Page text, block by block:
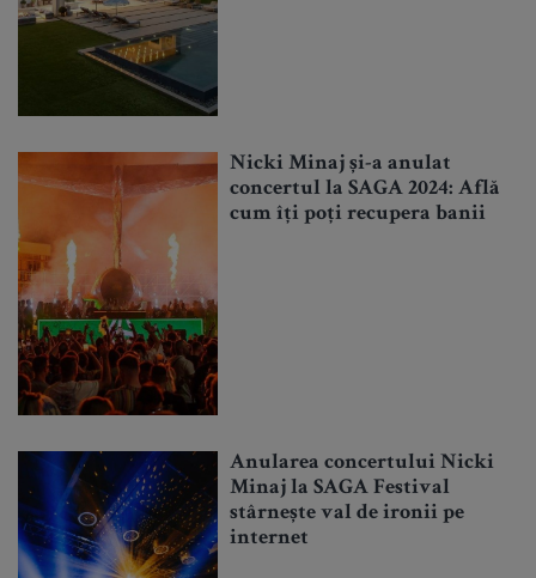
Nicki Minaj și-a anulat
concertul la SAGA 2024: Află
cum îți poți recupera banii
Anularea concertului Nicki
Minaj la SAGA Festival
stârnește val de ironii pe
internet